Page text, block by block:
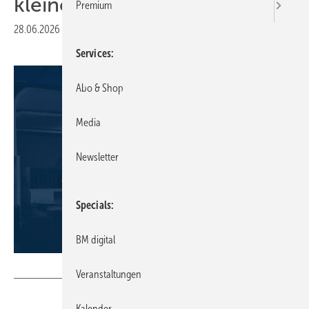
kleinere Fachbetriebe lohnt
28.06.2026
Premium
Services
Abo & Shop
Media
Newsletter
Specials
BM digital
Veranstaltungen